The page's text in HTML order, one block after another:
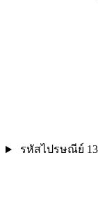
รหัสไปรษณีย์